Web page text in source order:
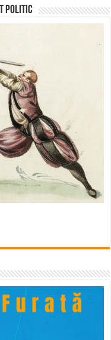
Politic